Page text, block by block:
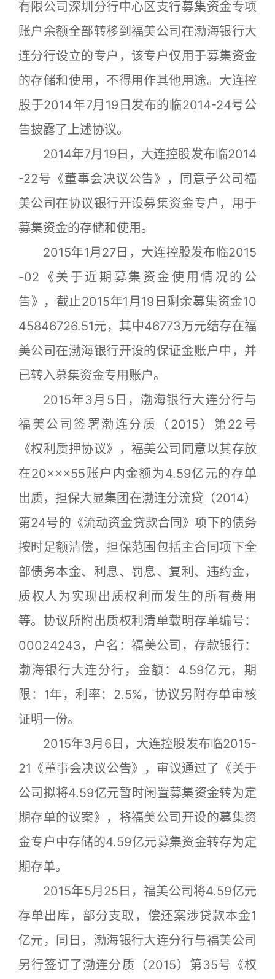
有限公司深圳分行中心区支行募集资金专项
账户余额全部转移到福美公司在渤海银行大
连分行设立的专户，该专户仅用于募集资金
的存储和使用，不得用作其他用途。大连控
股于2014年7月19日发布的临2014-24号公
告披露了上述协议。
2014年7月19日，大连控股发布临2014
-22号《董事会决议公告》，同意子公司福
美公司在协议银行开设募集资金专户，用于
募集资金的存储和使用。
2015年1月27日，大连控股发布临2015
-02《关于近期募集资金使用情况的公
告》，截止2015年1月19日剩余募集资金10
45846726.51元，其中46773万元结存在福
美公司在渤海银行开设的保证金账户中，并
已转入募集资金专用账户。
2015年3月5日，渤海银行大连分行与
福美公司签署渤连分质（2015）第22号
《权利质押协议》，福美公司同意以其存放
在20×××55账户内金额为4.59亿元的存单
出质，担保大显集团在渤连分流贷（2014）
第24号的《流动资金贷款合同》项下的债务
按时足额清偿，担保范围包括主合同项下全
部债务本金、利息、罚息、复利、违约金，
质权人为实现出质权利而发生的所有费用
等。协议所附出质权利清单载明存单编号：
00024243，户名：福美公司，存款银行：
渤海银行大连分行，金额：4.59亿元，期
限：1年，利率：2.5%，协议另附存单审核
证明一份。
2015年3月6日，大连控股发布临2015-
21《董事会决议公告》，审议通过了《关于
公司拟将4.59亿元暂时闲置募集资金转为定
期存单的议案》，将福美公司开设的募集资
金专户中存储的4.59亿元募集资金转存为定
期存单。
2015年5月25日，福美公司将4.59亿元
存单出库，部分支取，偿还案涉贷款本金1
亿元，同日，渤海银行大连分行与福美公司
另行签订了渤连分质（2015）第35号《权